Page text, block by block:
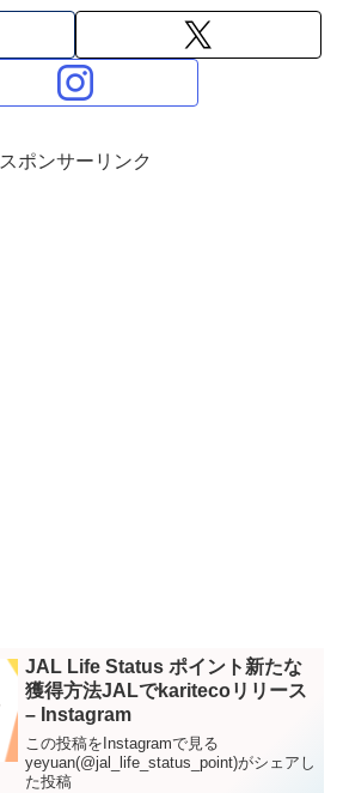
スポンサーリンク
JAL Life Status ポイント新たな
獲得方法JALでkaritecoリリース
– Instagram
この投稿をInstagramで見る
yeyuan(@jal_life_status_point)がシェアし
た投稿